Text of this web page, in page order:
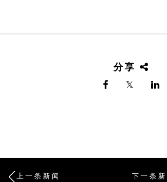
分享
上一条新闻 下一条新